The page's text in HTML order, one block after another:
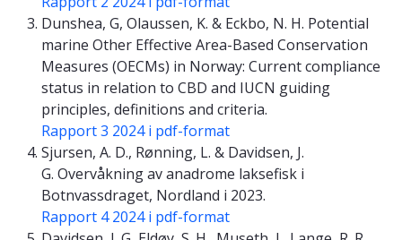
Dunshea, G, Olaussen, K. & Eckbo, N. H. Potential
marine Other Effective Area-Based Conservation
Measures (OECMs) in Norway: Current compliance
status in relation to CBD and IUCN guiding
principles, definitions and criteria.
Rapport 3 2024 i pdf-format
Sjursen, A. D., Rønning, L. & Davidsen, J.
G. Overvåkning av anadrome laksefisk i
Botnvassdraget, Nordland i 2023.
Rapport 4 2024 i pdf-format